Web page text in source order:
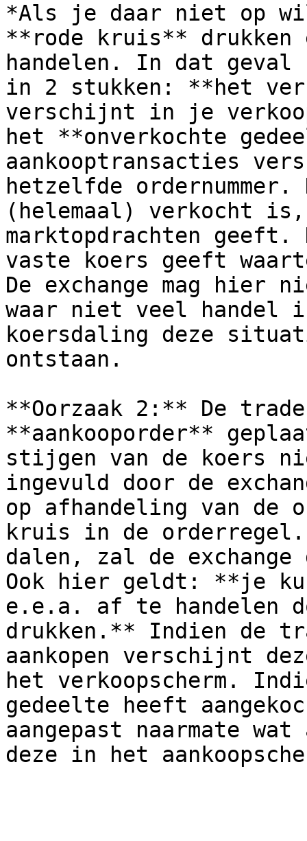
*Als je daar niet op
**rode kruis** drukken
handelen. In dat
in 2 stukken: **het
verschijnt in je
het **onverkochte
aankooptransacties
hetzelfde
(helemaal) verkocht
marktopdrachten
vaste koers geeft
De exchange mag hier
waar niet veel
koersdaling deze
ontstaan.
**Oorzaak 2:** De
**aankooporder**
stijgen van de koers
ingevuld door de
op afhandeling van de
kruis in de orderregel.
dalen, zal de
Ook hier geldt: **je
e.e.a. af te handelen
drukken.** Indien de
aankopen verschijnt
het verkoopscherm.
gedeelte heeft
aangepast naarmate